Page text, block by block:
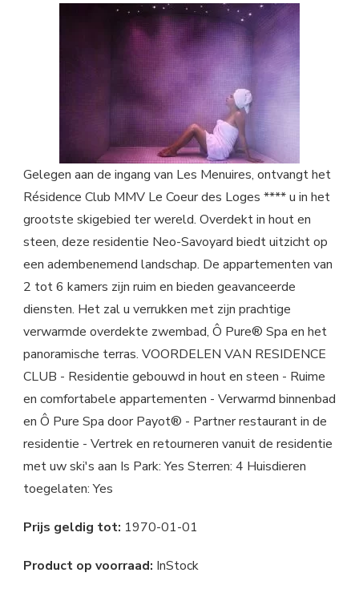
Gelegen aan de ingang van Les Menuires, ontvangt het
Résidence Club MMV Le Coeur des Loges **** u in het
grootste skigebied ter wereld. Overdekt in hout en
steen, deze residentie Neo-Savoyard biedt uitzicht op
een adembenemend landschap. De appartementen van
2 tot 6 kamers zijn ruim en bieden geavanceerde
diensten. Het zal u verrukken met zijn prachtige
verwarmde overdekte zwembad, Ô Pure® Spa en het
panoramische terras. VOORDELEN VAN RESIDENCE
CLUB - Residentie gebouwd in hout en steen - Ruime
en comfortabele appartementen - Verwarmd binnenbad
en Ô Pure Spa door Payot® - Partner restaurant in de
residentie - Vertrek en retourneren vanuit de residentie
met uw ski's aan Is Park: Yes Sterren: 4 Huisdieren
toegelaten: Yes
Prijs geldig tot: 1970-01-01
Product op voorraad: InStock